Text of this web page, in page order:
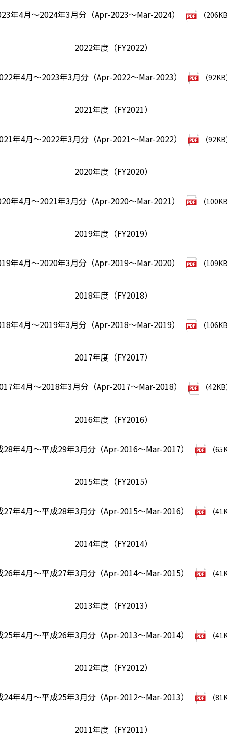
年4月～2024年3月分（Apr-2023～Mar-2024） （
2022年度（FY2022）
年4月～2023年3月分（Apr-2022～Mar-2023） （
2021年度（FY2021）
年4月～2022年3月分（Apr-2021～Mar-2022） （
2020年度（FY2020）
年4月～2021年3月分（Apr-2020～Mar-2021） （
2019年度（FY2019）
年4月～2020年3月分（Apr-2019～Mar-2020） （
2018年度（FY2018）
年4月～2019年3月分（Apr-2018～Mar-2019） （
2017年度（FY2017）
年4月～2018年3月分（Apr-2017～Mar-2018） （
2016年度（FY2016）
28年4月～平成29年3月分（Apr-2016～Mar-2017） （
2015年度（FY2015）
27年4月～平成28年3月分（Apr-2015～Mar-2016） （
2014年度（FY2014）
26年4月～平成27年3月分（Apr-2014～Mar-2015） （
2013年度（FY2013）
25年4月～平成26年3月分（Apr-2013～Mar-2014） （
2012年度（FY2012）
24年4月～平成25年3月分（Apr-2012～Mar-2013） （
2011年度（FY2011）